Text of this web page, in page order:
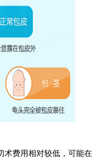
费用相对较低，可能在